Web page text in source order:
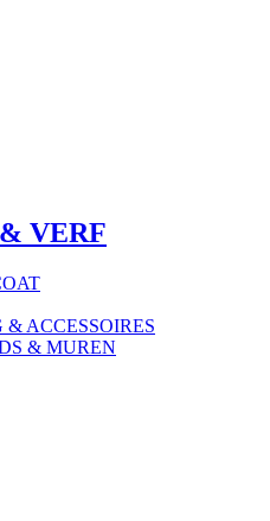
VERF
ACCESSOIRES
& MUREN